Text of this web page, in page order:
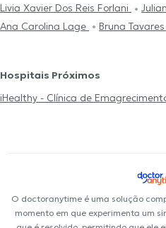
Livia Xavier Dos Reis Forlani
Ana Carolina Lage
Bruna Tavares
Hospitais Próximos
iHealthy - Clínica de
O doctoranytime é uma solução
momento em que experimenta um